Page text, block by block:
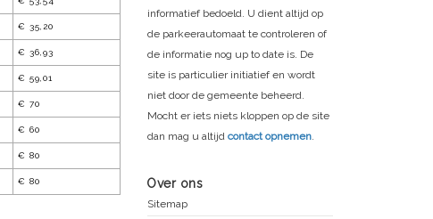
€ 35,20
€ 36,93
€ 59,01
€ 70
€ 60
€ 80
€ 80
informatief bedoeld. U dient altijd op
de parkeerautomaat te controleren of
de informatie nog up to date is. De
site is particulier initiatief en wordt
niet door de gemeente beheerd.
Mocht er iets niets kloppen op de site
dan mag u altijd contact opnemen.
Over ons
Sitemap